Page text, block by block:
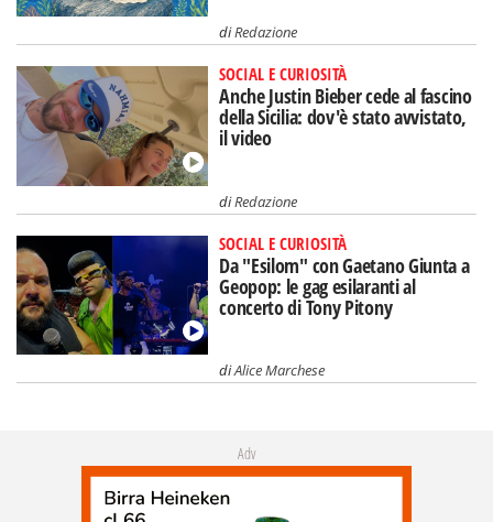
diRedazione
SOCIAL E CURIOSITÀ
Anche Justin Bieber cede al fascino
della Sicilia: dov'è stato avvistato,
il video
diRedazione
SOCIAL E CURIOSITÀ
Da "Esilom" con Gaetano Giunta a
Geopop: le gag esilaranti al
concerto di Tony Pitony
diAlice Marchese
Adv